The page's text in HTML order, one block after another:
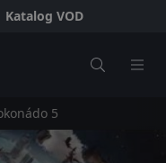
VOD
5